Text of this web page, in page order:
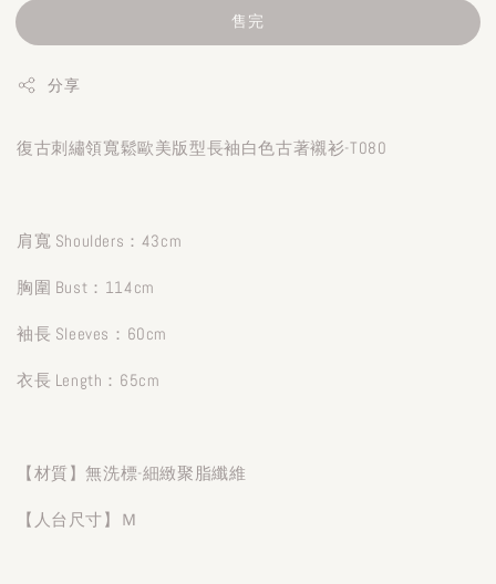
售完
分享
復古刺繡領寬鬆歐美版型長袖白色古著襯衫-T080
肩寬 Shoulders：43cm
胸圍 Bust：114cm
袖長 Sleeves：60cm
衣長 Length：65cm
【材質】無洗標-細緻聚脂纖維
【人台尺寸】Ｍ